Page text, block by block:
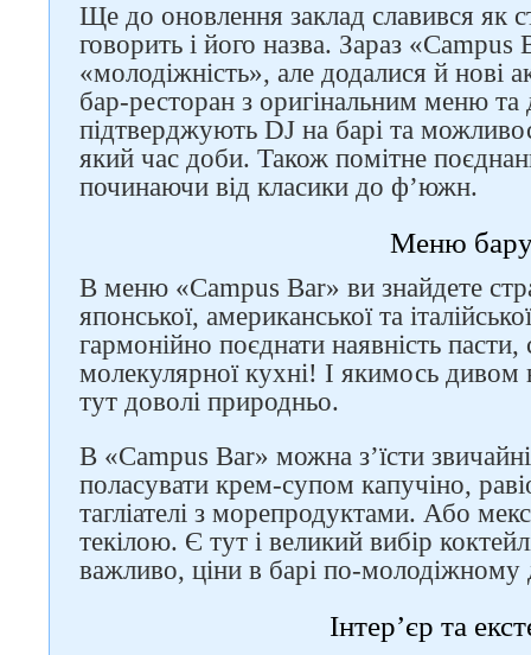
Ще до оновлення заклад славився як
говорить і його назва. Зараз «Campus
«молодіжність», але додалися й нові
бар-ресторан з оригінальним меню
підтверджують DJ на барі та
який час доби. Також помітне
починаючи від класики до ф’южн.
Меню
В меню «Campus Bar» ви знайдете
японської, американської та
гармонійно поєднати наявність
молекулярної кухні! І якимось дивом
тут доволі природньо.
В «Campus Bar» можна з’їсти
поласувати крем-супом капучіно,
тагліателі з морепродуктами. Або
текілою. Є тут і великий вибір
важливо, ціни в барі по-молодіжному
Інтер’єр та
Слідкуйте за нами в
соцмережах